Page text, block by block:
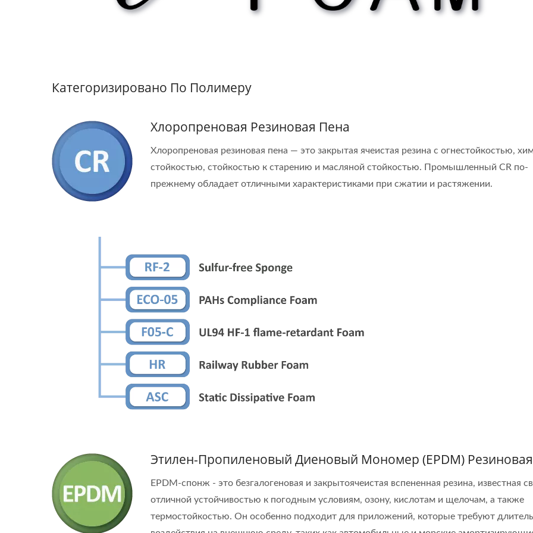
Категоризировано По Полимеру
Хлоропреновая Резиновая Пена
Хлоропреновая резиновая пена — это закрытая ячеистая резина с огнестойкостью,
стойкостью, стойкостью к старению и масляной стойкостью. Промышленный CR по-
прежнему обладает отличными характеристиками при сжатии и растяжении.
Этилен-Пропиленовый Диеновый Мономер (EPDM)
EPDM-спонж - это безгалогеновая и закрытоячеистая вспененная резина, известная
отличной устойчивостью к погодным условиям, озону, кислотам и щелочам, а также
термостойкостью. Он особенно подходит для приложений, которые требуют